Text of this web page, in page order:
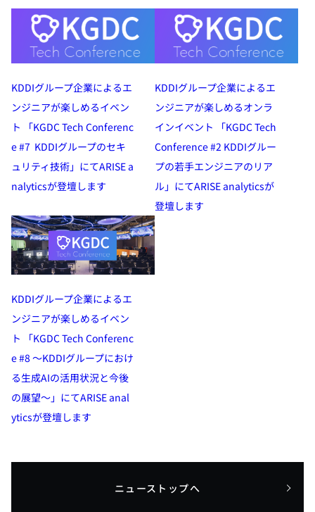
KDDIグループ企業によるエ
ンジニアが楽しめるイベン
ト 「KGDC Tech Conferenc
e #7 KDDIグループのセキ
ュリティ技術」にてARISE a
nalyticsが登壇します
KDDIグループ企業によるエ
ンジニアが楽しめるオンラ
インイベント 「KGDC Tech
Conference #2 KDDIグルー
プの若手エンジニアのリア
ル」にてARISE analyticsが
登壇します
KDDIグループ企業によるエ
ンジニアが楽しめるイベン
ト 「KGDC Tech Conferenc
e #8 ～KDDIグループにおけ
る生成AIの活用状況と今後
の展望～」にてARISE anal
yticsが登壇します
ニューストップへ